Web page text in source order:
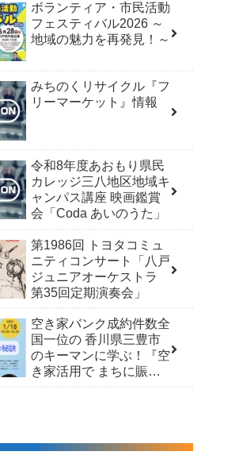
ボランティア・市民活動
フェスティバル2026 ～
地域の魅力を再発見！～
みちのくリサイクル『フ
リーマーケット』情報
令和8年度あおもり県民
カレッジ三八地区地域キ
ャンパス講座 映画鑑賞
会「Coda あいのうた」
第1986回 トヨタコミュ
ニティコンサート「八戸
ジュニアオーケストラ
第35回定期演奏会」
空き家バンク成約件数全
国一位の 香川県三豊市
のキーマンに学ぶ！『空
き家活用で まちに賑わ